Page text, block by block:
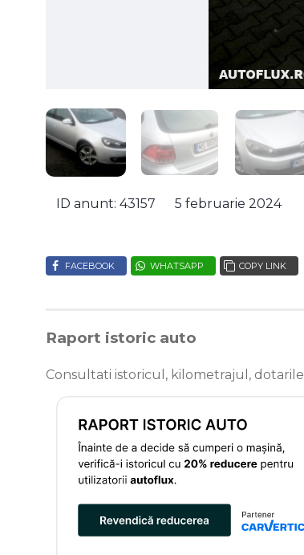
ID anunt: 43157 5 februarie 2024
FACEBOOK WHATSAPP COPY LINK
Raport istoric auto
Consultati istoricul, kilometrajul, dotarile